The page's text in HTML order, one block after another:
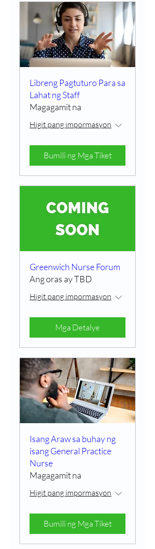
Libreng Pagtuturo Para sa
Lahat ng Staff
Magagamit na
Higit pang impormasyon
Bumili ng Mga Tiket
Greenwich Nurse Forum
Ang oras ay TBD
Higit pang impormasyon
Mga Detalye
Isang Araw sa buhay ng
isang General Practice
Nurse
Magagamit na
Higit pang impormasyon
Bumili ng Mga Tiket